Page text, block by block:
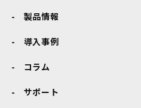
製品情報
導入事例
コラム
サポート